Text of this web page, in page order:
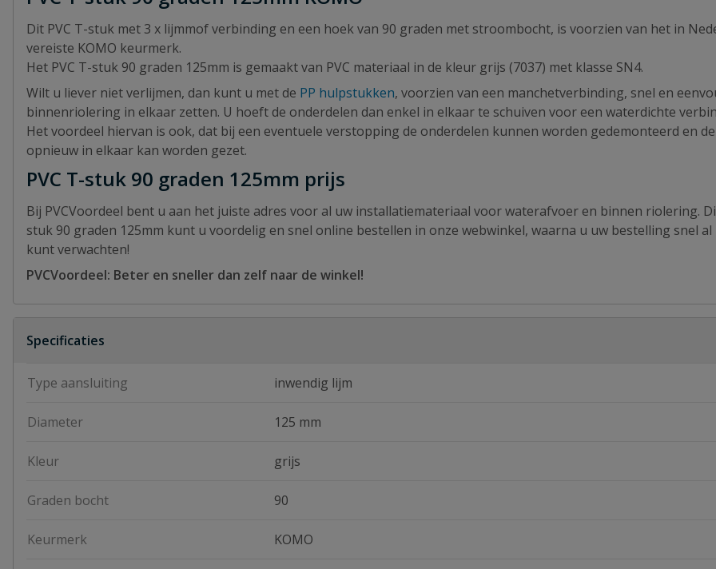
Dit PVC T-stuk met 3 x lijmmof verbinding en een hoek van 90 graden met stroombocht, is voorzien van het in
vereiste KOMO keurmerk.
Het PVC T-stuk 90 graden 125mm is gemaakt van PVC materiaal in de kleur grijs (7037) met klasse SN4.
Wilt u liever niet verlijmen, dan kunt u met de PP hulpstukken, voorzien van een manchetverbinding, snel en
binnenriolering in elkaar zetten. U hoeft de onderdelen dan enkel in elkaar te schuiven voor een waterdichte
Het voordeel hiervan is ook, dat bij een eventuele verstopping de onderdelen kunnen worden gedemonteerd en
opnieuw in elkaar kan worden gezet.
PVC T-stuk 90 graden 125mm prijs
Bij PVCVoordeel bent u aan het juiste adres voor al uw installatiemateriaal voor waterafvoer en binnen riolering.
stuk 90 graden 125mm kunt u voordelig en snel online bestellen in onze webwinkel, waarna u uw bestelling snel al
kunt verwachten!
PVCVoordeel: Beter en sneller dan zelf naar de winkel!
Specificaties
Type aansluiting inwendig lijm
Diameter 125 mm
Kleur grijs
Graden bocht 90
Keurmerk KOMO